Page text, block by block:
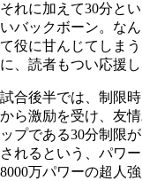
それに加えて30分と
いバックボーン。な
て役に甘んじてしま
に、読者もつい応援
試合後半では、制限
から激励を受け、友
ップである30分制限
されるという、パワ
8000万パワーの超人